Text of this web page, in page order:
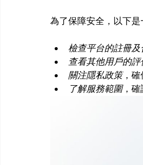
檢查平台的註冊及
查看其他用戶的評
關注隱私政策，確
了解服務範圍，確